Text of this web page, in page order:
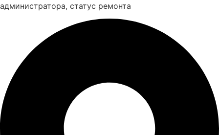
администратора, статус ремонта